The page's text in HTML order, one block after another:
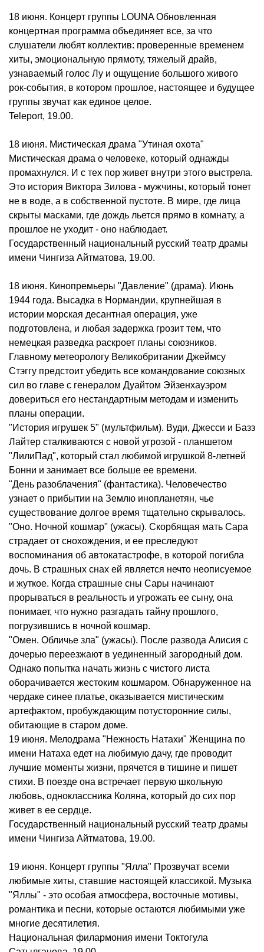
18 июня. Концерт группы LOUNA Обновленная
концертная программа объединяет все, за что
слушатели любят коллектив: проверенные временем
хиты, эмоциональную прямоту, тяжелый драйв,
узнаваемый голос Лу и ощущение большого живого
рок-события, в котором прошлое, настоящее и будущее
группы звучат как единое целое.
Teleport, 19.00.
18 июня. Мистическая драма "Утиная охота"
Мистическая драма о человеке, который однажды
промахнулся. И с тех пор живет внутри этого выстрела.
Это история Виктора Зилова - мужчины, который тонет
не в воде, а в собственной пустоте. В мире, где лица
скрыты масками, где дождь льется прямо в комнату, а
прошлое не уходит - оно наблюдает.
Государственный национальный русский театр драмы
имени Чингиза Айтматова, 19.00.
18 июня. Кинопремьеры "Давление" (драма). Июнь
1944 года. Высадка в Нормандии, крупнейшая в
истории морская десантная операция, уже
подготовлена, и любая задержка грозит тем, что
немецкая разведка раскроет планы союзников.
Главному метеорологу Великобритании Джеймсу
Стэггу предстоит убедить все командование союзных
сил во главе с генералом Дуайтом Эйзенхауэром
довериться его нестандартным методам и изменить
планы операции.
"История игрушек 5" (мультфильм). Вуди, Джесси и Базз
Лайтер сталкиваются с новой угрозой - планшетом
"ЛилиПад", который стал любимой игрушкой 8-летней
Бонни и занимает все больше ее времени.
"День разоблачения" (фантастика). Человечество
узнает о прибытии на Землю инопланетян, чье
существование долгое время тщательно скрывалось.
"Оно. Ночной кошмар" (ужасы). Скорбящая мать Сара
страдает от снохождения, и ее преследуют
воспоминания об автокатастрофе, в которой погибла
дочь. В страшных снах ей является нечто неописуемое
и жуткое. Когда страшные сны Сары начинают
прорываться в реальность и угрожать ее сыну, она
понимает, что нужно разгадать тайну прошлого,
погрузившись в ночной кошмар.
"Омен. Обличье зла" (ужасы). После развода Алисия с
дочерью переезжают в уединенный загородный дом.
Однако попытка начать жизнь с чистого листа
оборачивается жестоким кошмаром. Обнаруженное на
чердаке синее платье, оказывается мистическим
артефактом, пробуждающим потусторонние силы,
обитающие в старом доме.
19 июня. Мелодрама "Нежность Натахи" Женщина по
имени Натаха едет на любимую дачу, где проводит
лучшие моменты жизни, прячется в тишине и пишет
стихи. В поезде она встречает первую школьную
любовь, одноклассника Коляна, который до сих пор
живет в ее сердце.
Государственный национальный русский театр драмы
имени Чингиза Айтматова, 19.00.
19 июня. Концерт группы "Ялла" Прозвучат всеми
любимые хиты, ставшие настоящей классикой. Музыка
"Яллы" - это особая атмосфера, восточные мотивы,
романтика и песни, которые остаются любимыми уже
многие десятилетия.
Национальная филармония имени Токтогула